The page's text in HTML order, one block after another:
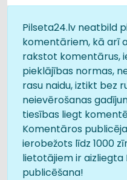
Pilseta24.lv neatbild
komentāriem, kā arī
rakstot komentārus,
pieklājības normas,
rasu naidu, iztikt bez
neievērošanas
tiesības liegt
Komentāros
ierobežots līdz 1000
lietotājiem ir aizliegta
publicēšana!